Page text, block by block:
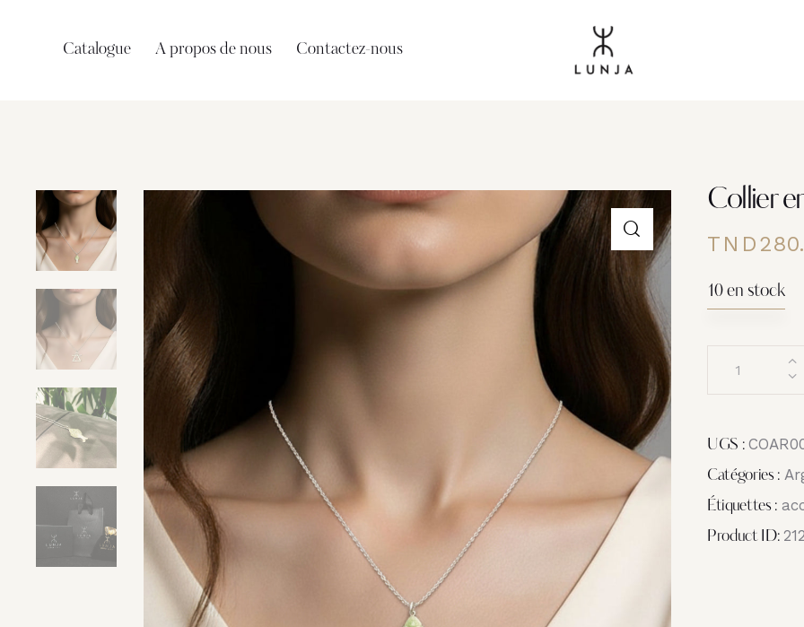
Catalogue A propos de nous Contactez-nous
Collier
TND
10 en stock
UGS :
Catégories :
Étiquettes :
Product ID: